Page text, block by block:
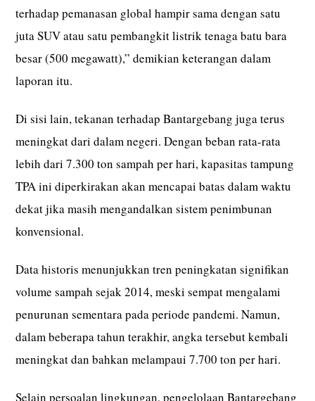
terhadap pemanasan global hampir sama dengan satu
juta SUV atau satu pembangkit listrik tenaga batu bara
besar (500 megawatt),” demikian keterangan dalam
laporan itu.
Di sisi lain, tekanan terhadap Bantargebang juga terus
meningkat dari dalam negeri. Dengan beban rata-rata
lebih dari 7.300 ton sampah per hari, kapasitas tampung
TPA ini diperkirakan akan mencapai batas dalam waktu
dekat jika masih mengandalkan sistem penimbunan
konvensional.
Data historis menunjukkan tren peningkatan signifikan
volume sampah sejak 2014, meski sempat mengalami
penurunan sementara pada periode pandemi. Namun,
dalam beberapa tahun terakhir, angka tersebut kembali
meningkat dan bahkan melampaui 7.700 ton per hari.
Selain persoalan lingkungan, pengelolaan Bantargebang